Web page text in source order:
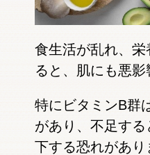
食生活が乱れ、
ると、肌にも悪影
特にビタミンB群
があり、不足す
下する恐れがあり